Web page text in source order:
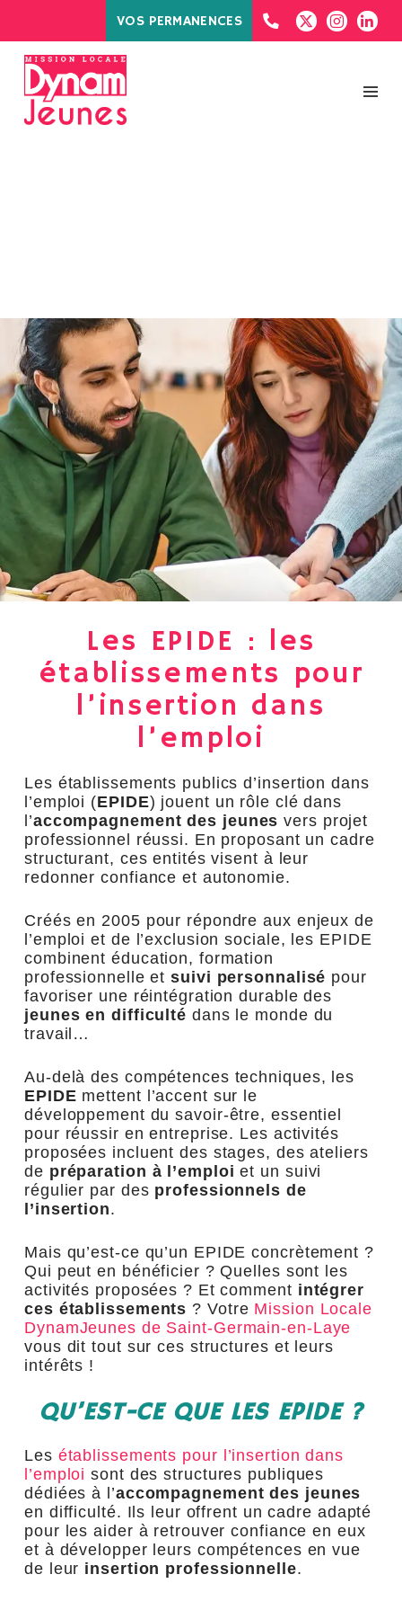
VOS PERMANENCES
Les EPIDE : les
établissements pour
l’insertion dans
l’emploi
Les établissements publics d’insertion dans
l’emploi (EPIDE) jouent un rôle clé dans
l’accompagnement des jeunesvers projet
professionnel réussi. En proposant un cadre
structurant, ces entités visent à leur
redonner confiance et autonomie.
Créés en 2005 pour répondre aux enjeux de
l’emploi et de l’exclusion sociale, les EPIDE
combinent éducation, formation
professionnelle etsuivi personnalisé pour
favoriser une réintégration durable des
jeunes en difficulté dans le monde du
travail…
Au-delà des compétences techniques, les
EPIDE mettent l’accent sur le
développement du savoir-être, essentiel
pour réussir en entreprise. Les activités
proposées incluent des stages, des ateliers
de préparation à l’emploi et un suivi
régulier par des professionnels de
l’insertion.
Mais qu’est-ce qu’un EPIDE concrètement ?
Qui peut en bénéficier ? Quelles sont les
activités proposées ? Et comment intégrer
ces établissements ? Votre Mission Locale
DynamJeunes de Saint-Germain-en-Laye
vous dit tout sur ces structures et leurs
intérêts !
QU’EST-CE QUE LES EPIDE ?
Les établissements pour l’insertion dans
l’emploi sont des structures publiques
dédiées à l’accompagnement des jeunes
en difficulté. Ils leur offrent un cadre adapté
pour les aider à retrouver confiance en eux
et à développer leurs compétences en vue
de leur insertion professionnelle.